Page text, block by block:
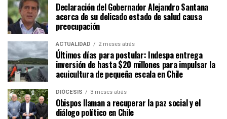
Declaración del Gobernador Alejandro Santana
acerca de su delicado estado de salud causa
preocupación
ACTUALIDAD 2 meses atrás
Últimos días para postular: Indespa entrega
inversión de hasta $20 millones para impulsar la
acuicultura de pequeña escala en Chile
DIÓCESIS 3 meses atrás
Obispos llaman a recuperar la paz social y el
diálogo político en Chile